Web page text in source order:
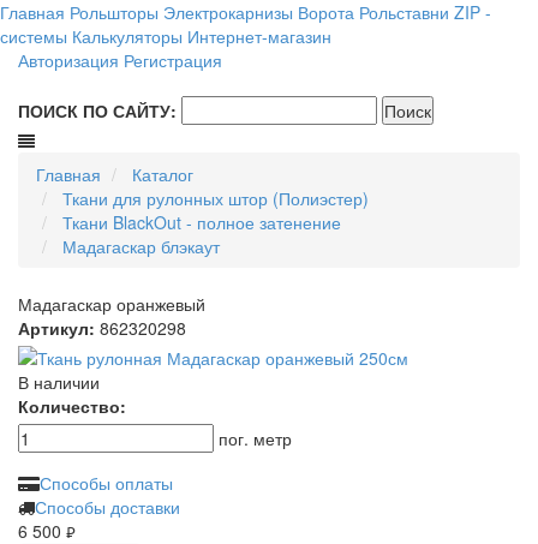
Главная Рольшторы Электрокарнизы Ворота Рольставни ZIP -
системы Калькуляторы Интернет-магазин
Авторизация Регистрация
ПОИСК ПО САЙТУ:
Главная
Каталог
Ткани для рулонных штор (Полиэстер)
Ткани BlackOut - полное затенение
Мадагаскар блэкаут
Мадагаскар оранжевый
Артикул: 862320298
В наличии
Количество:
пог. метр
Способы оплаты
Способы доставки
6 500 руб.